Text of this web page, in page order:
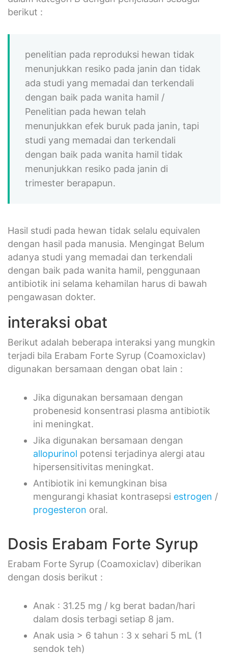
berikut :
penelitian pada reproduksi hewan tidak
menunjukkan resiko pada janin dan tidak
ada studi yang memadai dan terkendali
dengan baik pada wanita hamil /
Penelitian pada hewan telah
menunjukkan efek buruk pada janin, tapi
studi yang memadai dan terkendali
dengan baik pada wanita hamil tidak
menunjukkan resiko pada janin di
trimester berapapun.
Hasil studi pada hewan tidak selalu equivalen
dengan hasil pada manusia. Mengingat Belum
adanya studi yang memadai dan terkendali
dengan baik pada wanita hamil, penggunaan
antibiotik ini selama kehamilan harus di bawah
pengawasan dokter.
interaksi obat
Berikut adalah beberapa interaksi yang mungkin
terjadi bila Erabam Forte Syrup (Coamoxiclav)
digunakan bersamaan dengan obat lain :
Jika digunakan bersamaan dengan
probenesid konsentrasi plasma antibiotik
ini meningkat.
Jika digunakan bersamaan dengan
allopurinol potensi terjadinya alergi atau
hipersensitivitas meningkat.
Antibiotik ini kemungkinan bisa
mengurangi khasiat kontrasepsi estrogen /
progesteron oral.
Dosis Erabam Forte Syrup
Erabam Forte Syrup (Coamoxiclav) diberikan
dengan dosis berikut :
Anak : 31.25 mg / kg berat badan/hari
dalam dosis terbagi setiap 8 jam.
Anak usia > 6 tahun : 3 x sehari 5 mL (1
sendok teh)